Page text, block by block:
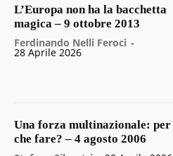
L’Europa non ha la bacchetta
magica – 9 ottobre 2013
Ferdinando Nelli Feroci -
28 Aprile 2026
Una forza multinazionale: per
che fare? – 4 agosto 2006